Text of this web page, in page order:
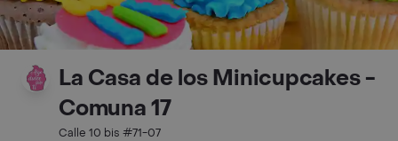
La Casa de los Minicupcakes -
Comuna 17
Calle 10 bis #71-07